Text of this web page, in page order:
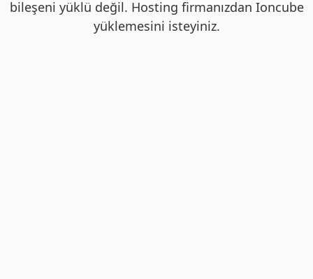
bileşeni yüklü değil. Hosting firmanızdan Ioncube
yüklemesini isteyiniz.